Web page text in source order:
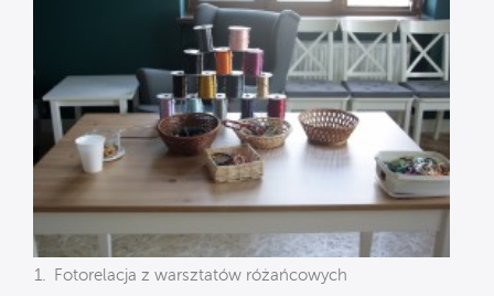
Fotorelacja z warsztatów różańcowych